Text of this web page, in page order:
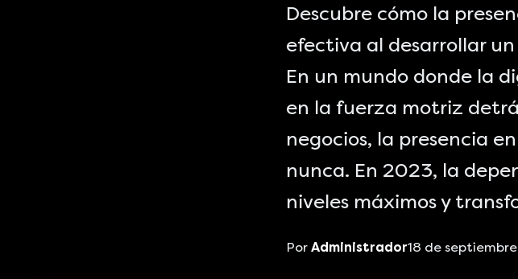
Descubre cómo la
efectiva al desarrollar
En un mundo donde la
en la fuerza motriz
negocios, la presencia
nunca. En 2023, la
niveles máximos y
Por Administrador18 de